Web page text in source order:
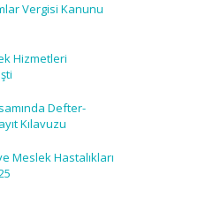
Vergisi Kanunu
Hizmetleri
Defter-
Kılavuzu
Meslek Hastalıkları